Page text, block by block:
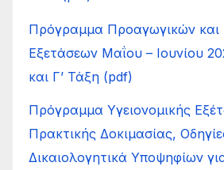
Πρόγραμμα Προαγωγικών και
Εξετάσεων Μαΐου – Ιουνίου
και Γ’ Τάξη (pdf)
Πρόγραμμα Υγειονομικής
Πρακτικής Δοκιμασίας,
Δικαιολογητικά Υποψηφίων